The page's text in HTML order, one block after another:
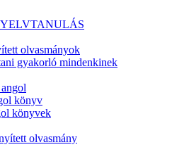
olvasmányok
gyakorló mindenkinek
könyv
könyvek
olvasmány